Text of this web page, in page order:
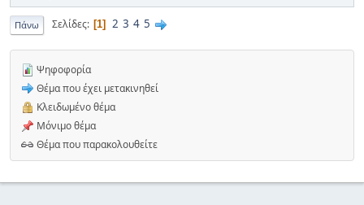
Πάνω Σελίδες 1 2 3 4 5
Ψηφοφορία
Θέμα που έχει μετακινηθεί
Κλειδωμένο θέμα
Μόνιμο θέμα
Θέμα που παρακολουθείτε